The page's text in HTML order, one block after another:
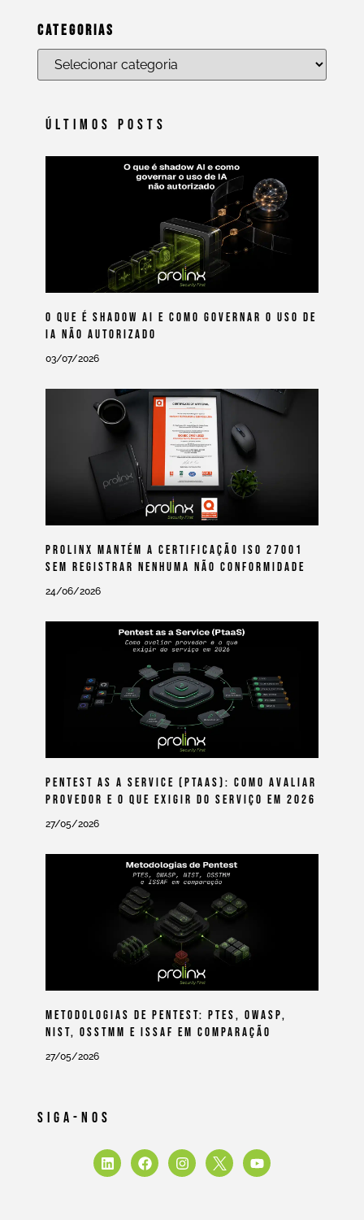
Categorias
Últimos Posts
O Que É Shadow AI E Como Governar O Uso De
IA Não Autorizado
03/07/2026
Prolinx Mantém A Certificação ISO 27001
Sem Registrar Nenhuma Não Conformidade
24/06/2026
Pentest As A Service (PtaaS): Como Avaliar
Provedor E O Que Exigir Do Serviço Em 2026
27/05/2026
Metodologias De Pentest: PTES, OWASP,
NIST, OSSTMM E ISSAF Em Comparação
27/05/2026
Siga-Nos